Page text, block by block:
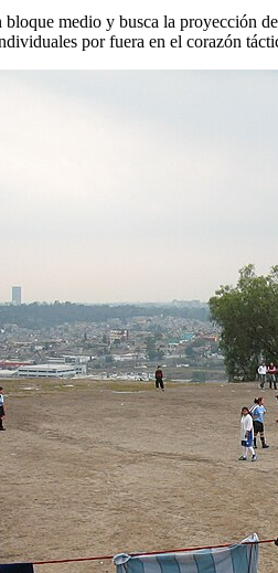
medio y busca la proyección
por fuera en el corazón